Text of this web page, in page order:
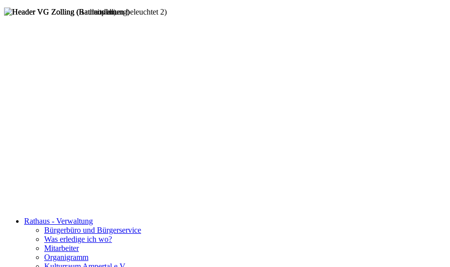
Rathaus - Verwaltung
Bürgerbüro und Bürgerservice
Was erledige ich wo?
Mitarbeiter
Organigramm